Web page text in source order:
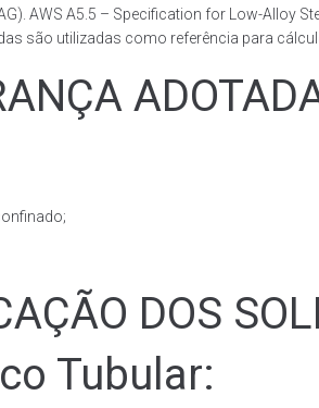
AWS A5.5 – Specification for Low-Alloy
são utilizadas como referência para
DOS
Tubular: